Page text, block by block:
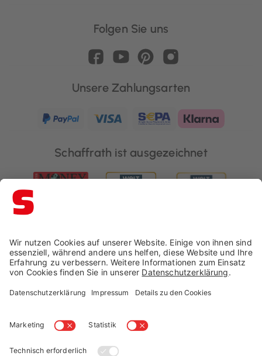
Folgen Sie uns
Unsere Zahlungsarten
Schaffrath ist ausgezeichnet